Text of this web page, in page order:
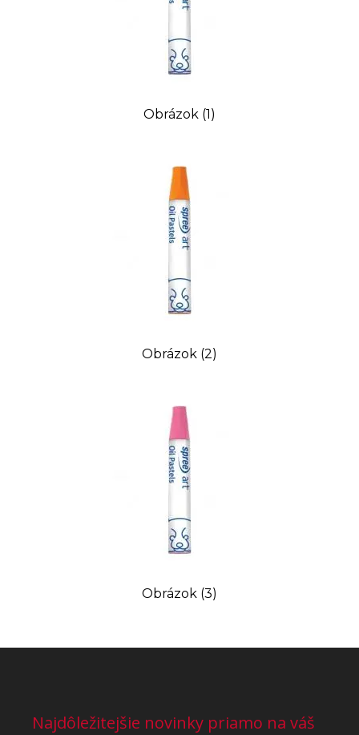
Obrázok (1)
Obrázok (2)
Obrázok (3)
Najdôležitejšie novinky priamo na váš